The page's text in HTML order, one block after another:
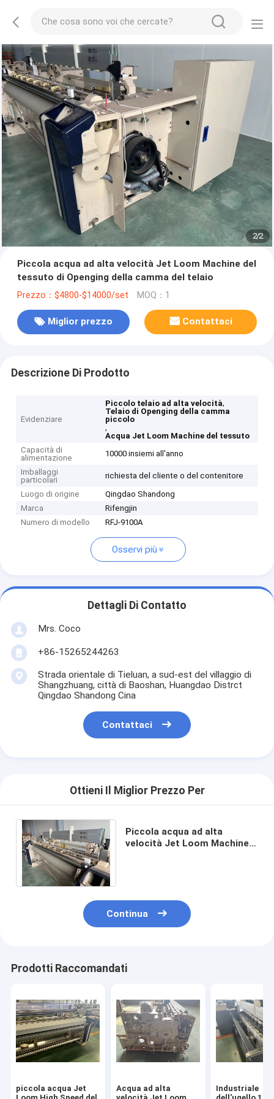
2/2
Piccola acqua ad alta velocità Jet Loom Machine del
tessuto di Openging della camma del telaio
Prezzo：$4800-$14000/set MOQ：1
Miglior prezzo Contattaci
Descrizione Di Prodotto
Evidenziare
Piccolo telaio ad alta velocità,
Telaio di Openging della camma
piccolo
,
Acqua Jet Loom Machine del tessuto
Capacità di
alimentazione
10000 insiemi all'anno
Imballaggi
particolari
richiesta del cliente o del contenitore
Luogo di origine
Qingdao Shandong
Marca
Rifengjin
Numero di modello
RFJ-9100A
Osservi più
Dettagli Di Contatto
Mrs. Coco
+86-15265244263
Strada orientale di Tieluan, a sud-est del villaggio di
Shangzhuang, città di Baoshan, Huangdao Distrct
Qingdao Shandong Cina
Contattaci
Ottieni Il Miglior Prezzo Per
Piccola acqua ad alta
velocità Jet Loom Machine
Continua
Prodotti Raccomandati
piccola acqua Jet
Acqua ad alta
Industriale